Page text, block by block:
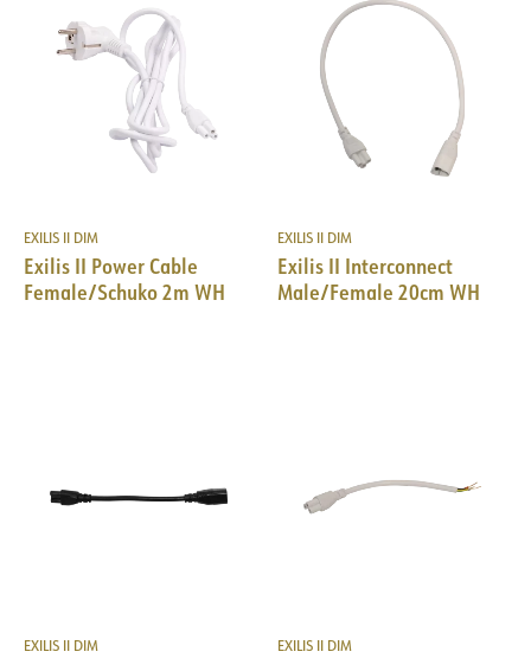
EXILIS II DIM
Exilis II Power Cable
Female/Schuko 2m WH
EXILIS II DIM
Exilis II Interconnect
Male/Female 20cm WH
EXILIS II DIM EXILIS II DIM